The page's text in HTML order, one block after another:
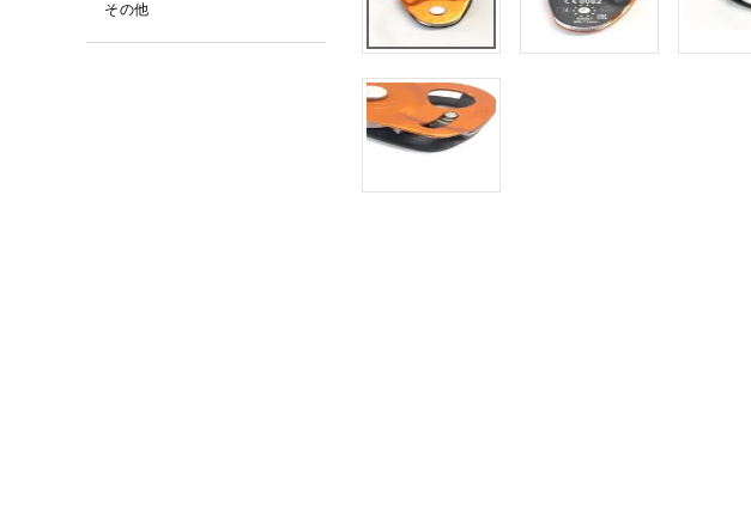
その他